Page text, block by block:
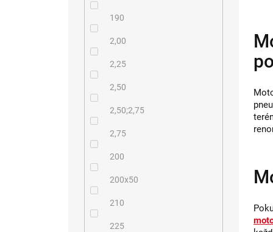
190
2,00
2,25
2,50
2,50;2,75
2,75
200
200x50
210
225